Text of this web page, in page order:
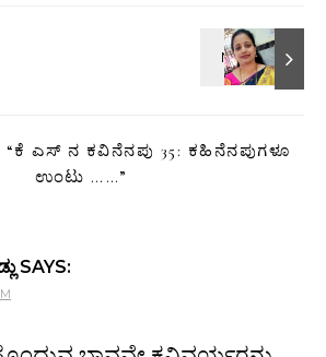
ಕೆ ಎಸ್‌ ನ ಕವಿನೆನಪು 35: ಕಹಿನೆನಪುಗಳೂ
ಉಂಟು ……”
SAYS: